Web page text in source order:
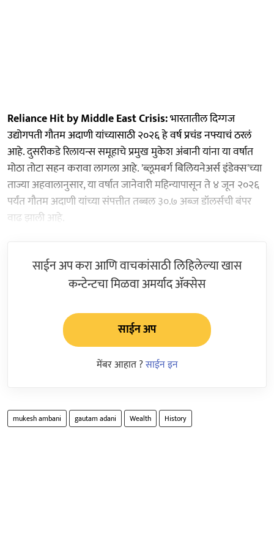
Reliance Hit by Middle East Crisis:भारतातील दिग्गज
उद्योगपती गौतम अदाणी यांच्यासाठी २०२६ हे वर्ष प्रचंड नफ्याचं ठरलं
आहे. दुसरीकडे रिलायन्स समूहाचे प्रमुख मुकेश अंबानी यांना या वर्षात
मोठा तोटा सहन करावा लागला आहे. 'ब्लूमबर्ग बिलियनेअर्स इंडेक्स'च्या
ताज्या अहवालानुसार, या वर्षात जानेवारी महिन्यापासून ते ४ जून २०२६
पर्यंत गौतम अदाणी यांच्या संपत्तीत तब्बल ३०.७ अब्ज डॉलर्सची बंपर
वाढ झाली आहे.
साईन अप करा आणि वाचकांसाठी लिहिलेल्या खास
कन्टेन्टचा मिळवा अमर्याद ॲक्सेस
साईन अप
मेंबर आहात ?साईन इन
mukesh ambani gautam adani Wealth History